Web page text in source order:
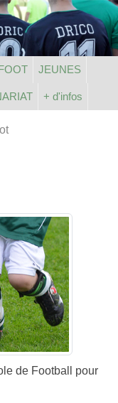
JEUNES
+ d'infos
de Football pour